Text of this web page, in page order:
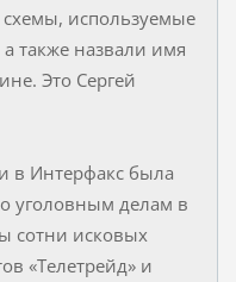
используемые
также назвали имя
Это Сергей
в Интерфакс была
уголовным делам в
сотни исковых
«Телетрейд» и